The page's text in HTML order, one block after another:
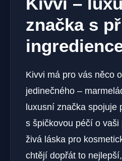
značka s
Kivvi má pro vás něco
jedinečného –
luxusní značka
s špičkovou péčí o
živá láska pro
chtějí dopřát to